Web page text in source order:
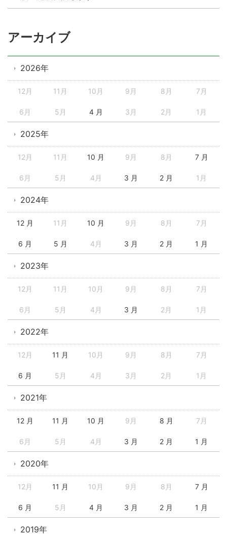
アーカイブ
2026年
12月 11月 10月 9月 8月 7月
6月 5月 4 月 3月 2月 1月
2025年
12月 11月 10 月 9月 8月 7 月
6月 5月 4月 3 月 2 月 1月
2024年
12 月 11月 10 月 9月 8月 7月
6 月 5 月 4月 3 月 2 月 1 月
2023年
12月 11月 10月 9月 8月 7月
6月 5月 4月 3 月 2月 1月
2022年
12月 11 月 10月 9月 8月 7月
6 月 5月 4月 3月 2月 1月
2021年
12 月 11 月 10 月 9月 8 月 7月
6月 5月 4月 3 月 2 月 1 月
2020年
12月 11 月 10月 9月 8月 7 月
6 月 5月 4 月 3 月 2 月 1 月
2019年